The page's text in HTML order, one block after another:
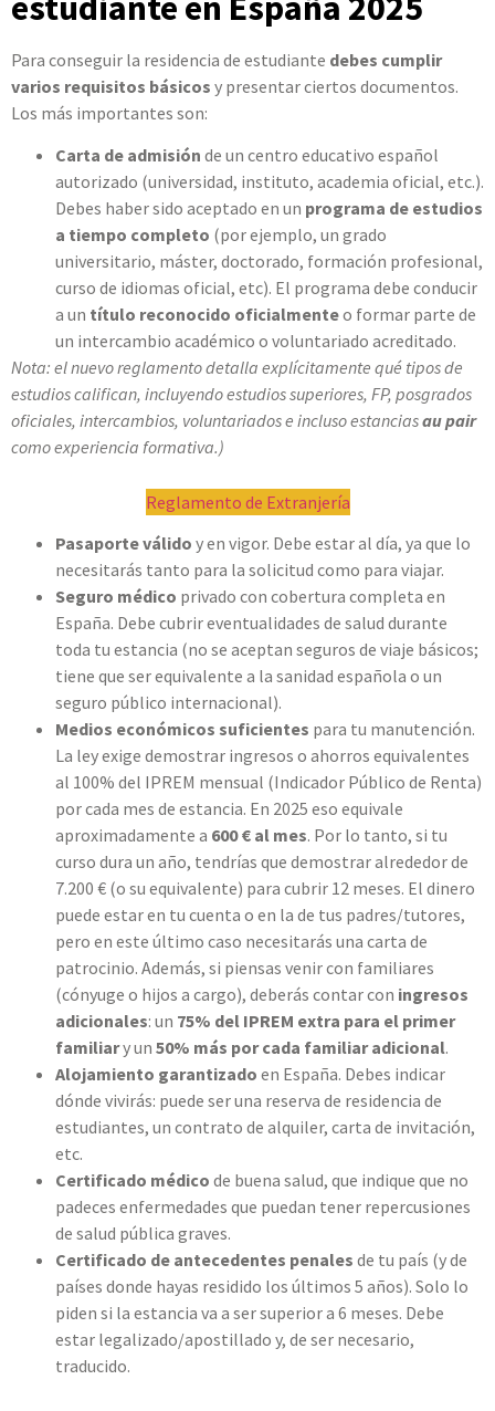
Para conseguir la residencia de estudiante debes cumplir
varios requisitos básicos y presentar ciertos documentos.
Los más importantes son:
Carta de admisión de un centro educativo español
autorizado (universidad, instituto, academia oficial, etc.).
Debes haber sido aceptado en un programa de estudios
a tiempo completo (por ejemplo, un grado
universitario, máster, doctorado, formación profesional,
curso de idiomas oficial, etc). El programa debe conducir
a un título reconocido oficialmenteo formar parte de
un intercambio académico o voluntariado acreditado.
Nota: el nuevo reglamento detalla explícitamente qué tipos de
estudios califican, incluyendo estudios superiores, FP, posgrados
oficiales, intercambios, voluntariados e incluso estanciasau pair
como experiencia formativa.)
Reglamento de Extranjería
Pasaporte válido y en vigor. Debe estar al día, ya que lo
necesitarás tanto para la solicitud como para viajar.
Seguro médico privado con cobertura completa en
España. Debe cubrir eventualidades de salud durante
toda tu estancia (no se aceptan seguros de viaje básicos;
tiene que ser equivalente a la sanidad española o un
seguro público internacional).
Medios económicos suficientes para tu manutención.
La ley exige demostrar ingresos o ahorros equivalentes
al 100% del IPREM mensual (Indicador Público de Renta)
por cada mes de estancia. En 2025 eso equivale
aproximadamente a 600 € al mes. Por lo tanto, si tu
curso dura un año, tendrías que demostrar alrededor de
7.200 € (o su equivalente) para cubrir 12 meses. El dinero
puede estar en tu cuenta o en la de tus padres/tutores,
pero en este último caso necesitarás una carta de
patrocinio. Además, si piensas venir con familiares
(cónyuge o hijos a cargo), deberás contar con ingresos
adicionales: un 75% del IPREM extra para el primer
familiary un 50% más por cada familiar adicional.
Alojamiento garantizado en España. Debes indicar
dónde vivirás: puede ser una reserva de residencia de
estudiantes, un contrato de alquiler, carta de invitación,
etc.
Certificado médico de buena salud, que indique que no
padeces enfermedades que puedan tener repercusiones
de salud pública graves.
Certificado de antecedentes penales de tu país (y de
países donde hayas residido los últimos 5 años). Solo lo
piden si la estancia va a ser superior a 6 meses. Debe
estar legalizado/apostillado y, de ser necesario,
traducido.